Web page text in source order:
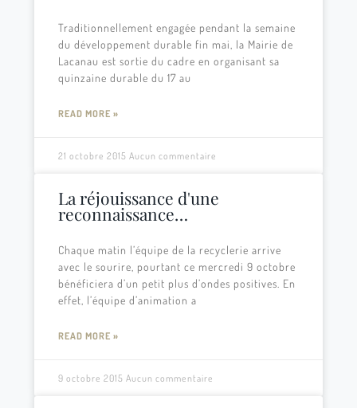
Traditionnellement engagée pendant la semaine
du développement durable fin mai, la Mairie de
Lacanau est sortie du cadre en organisant sa
quinzaine durable du 17 au
READ MORE »
21 octobre 2015 Aucun commentaire
La réjouissance d'une
reconnaissance…
Chaque matin l’équipe de la recyclerie arrive
avec le sourire, pourtant ce mercredi 9 octobre
bénéficiera d’un petit plus d’ondes positives. En
effet, l’équipe d’animation a
READ MORE »
9 octobre 2015 Aucun commentaire